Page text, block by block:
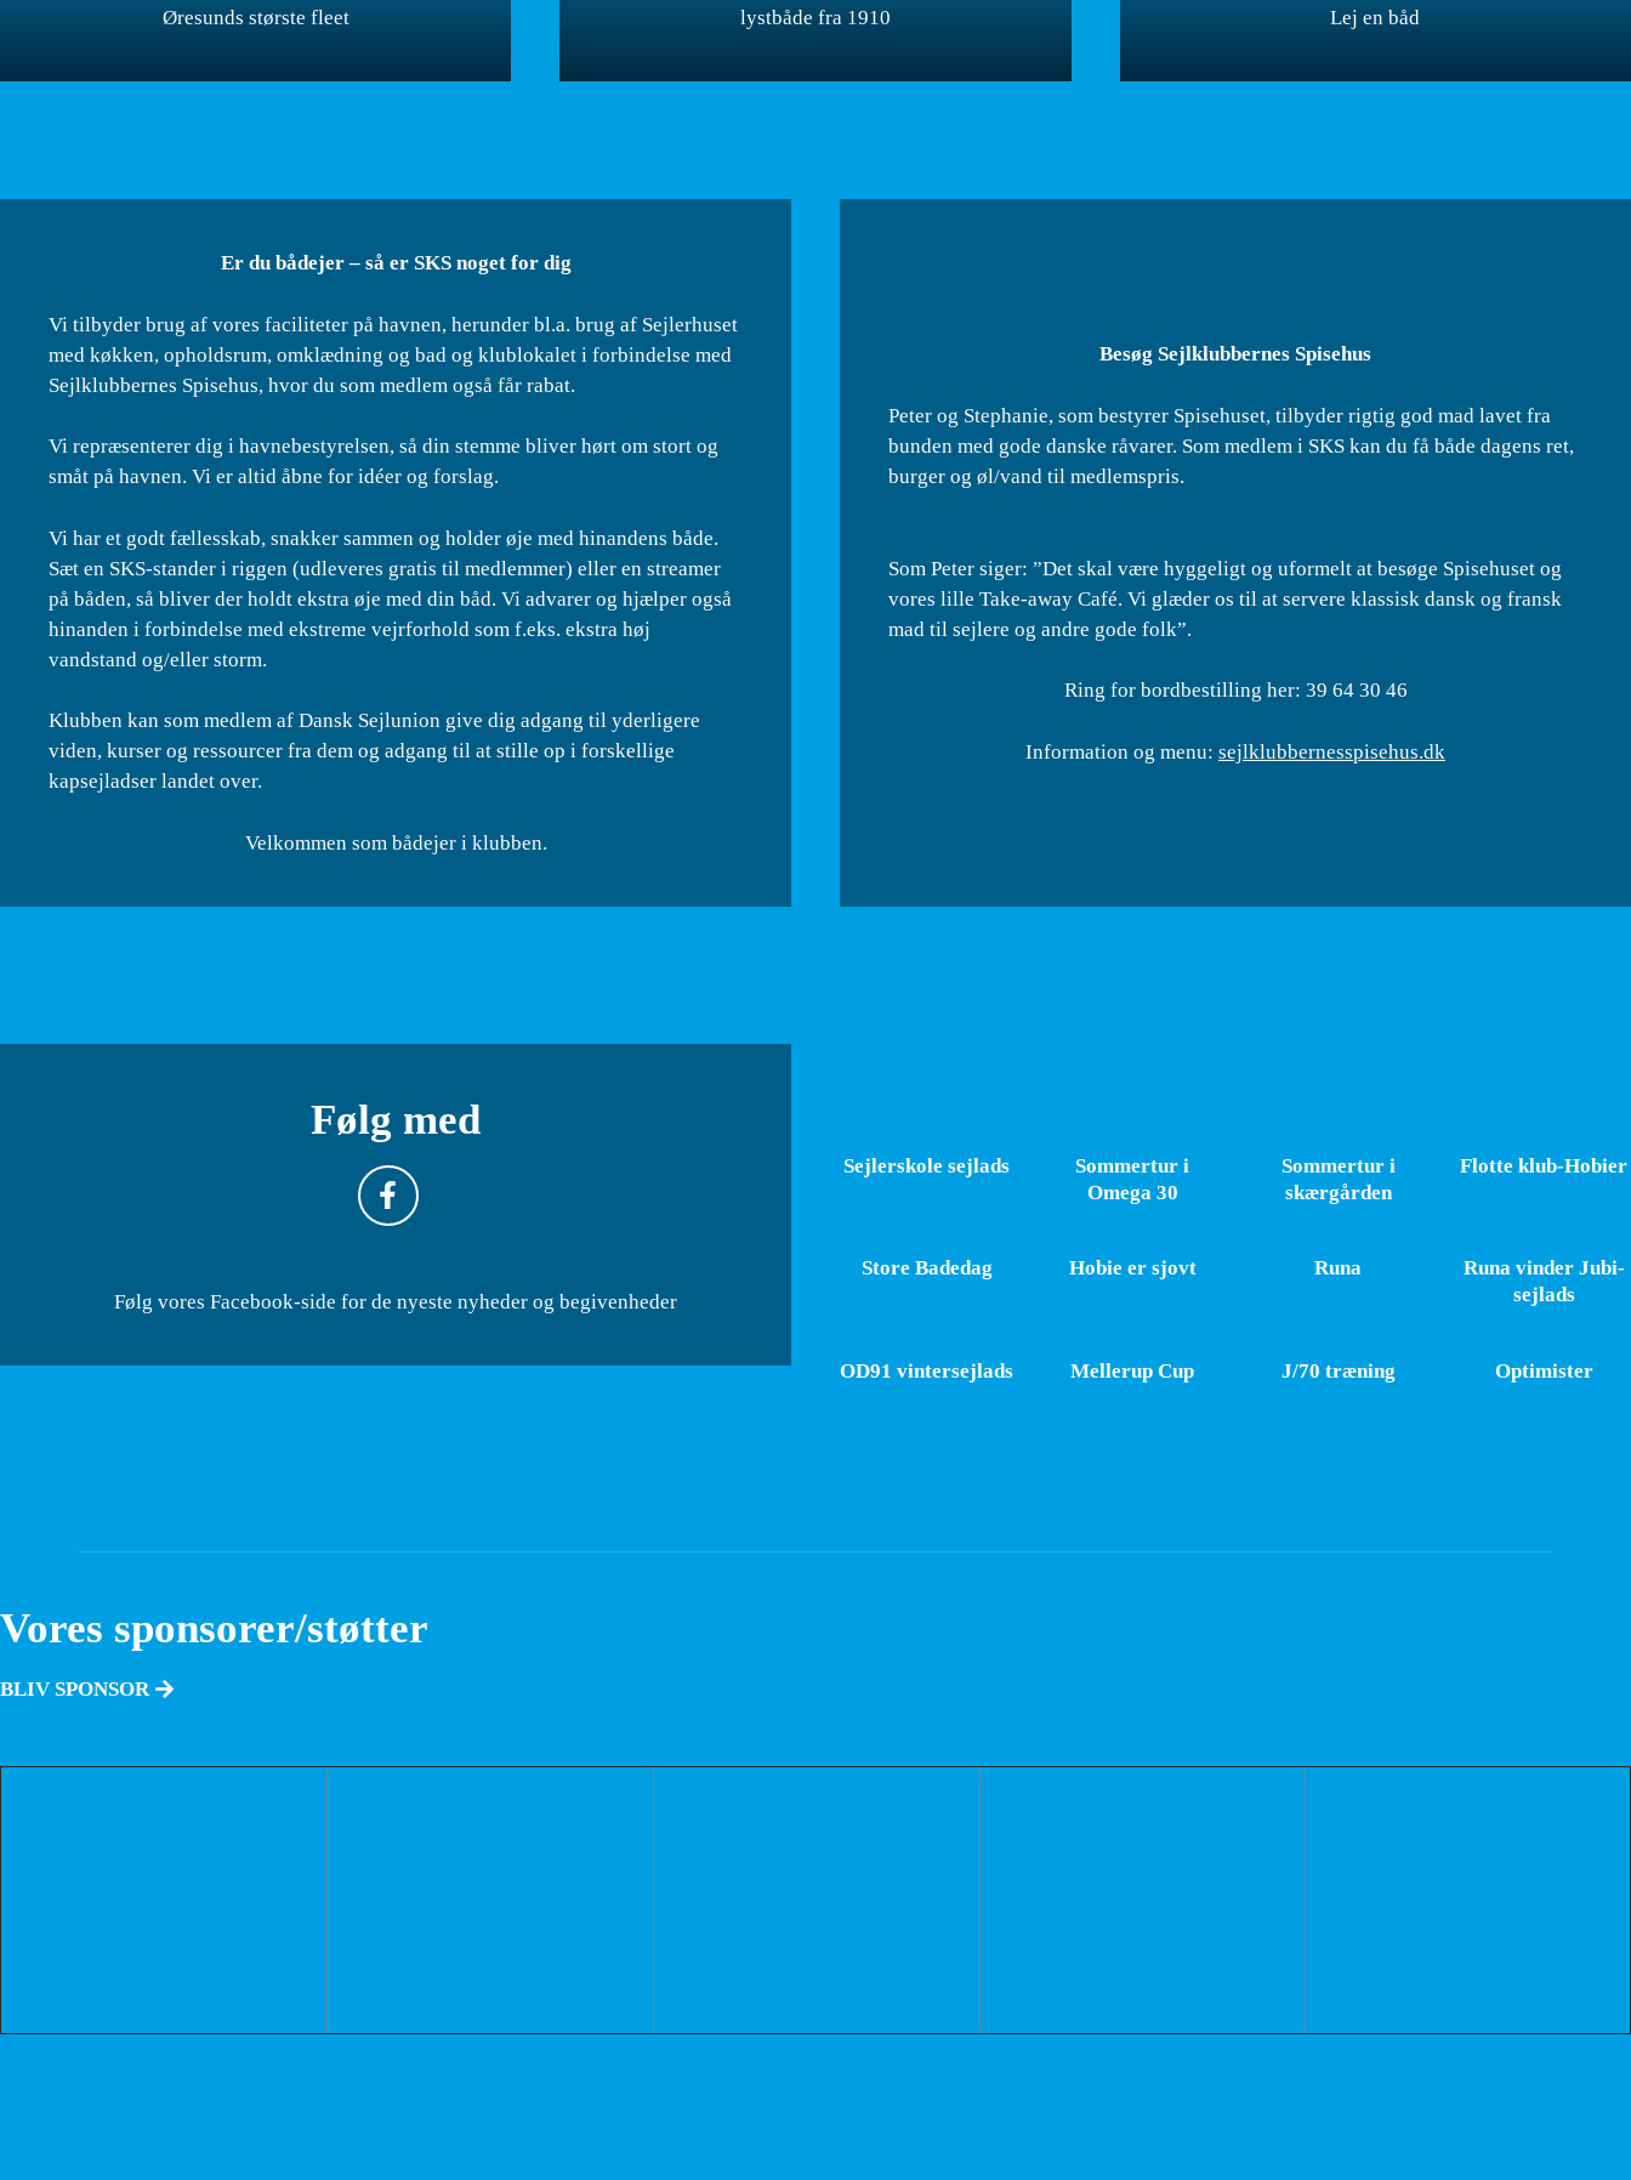
Øresunds største fleet
lystbåde fra 1910
Lej en båd
Er du bådejer – så er SKS noget for dig
Vi tilbyder brug af vores faciliteter på havnen, herunder bl.a. brug af Sejlerhuset
med køkken, opholdsrum, omklædning og bad og klublokalet i forbindelse med
Sejlklubbernes Spisehus, hvor du som medlem også får rabat.
Vi repræsenterer dig i havnebestyrelsen, så din stemme bliver hørt om stort og
småt på havnen. Vi er altid åbne for idéer og forslag.
Vi har et godt fællesskab, snakker sammen og holder øje med hinandens både.
Sæt en SKS-stander i riggen (udleveres gratis til medlemmer) eller en streamer
på båden, så bliver der holdt ekstra øje med din båd. Vi advarer og hjælper også
hinanden i forbindelse med ekstreme vejrforhold som f.eks. ekstra høj
vandstand og/eller storm.
Klubben kan som medlem af Dansk Sejlunion give dig adgang til yderligere
viden, kurser og ressourcer fra dem og adgang til at stille op i forskellige
kapsejladser landet over.
Velkommen som bådejer i klubben.
Besøg Sejlklubbernes Spisehus
Peter og Stephanie, som bestyrer Spisehuset, tilbyder rigtig god mad lavet fra
bunden med gode danske råvarer. Som medlem i SKS kan du få både dagens ret,
burger og øl/vand til medlemspris.
Som Peter siger: ”Det skal være hyggeligt og uformelt at besøge Spisehuset og
vores lille Take-away Café. Vi glæder os til at servere klassisk dansk og fransk
mad til sejlere og andre gode folk”.
Ring for bordbestilling her: 39 64 30 46
Information og menu: sejlklubbernesspisehus.dk
Følg med
Følg vores Facebook-side for de nyeste nyheder og begivenheder
Sejlerskole sejlads
Sommertur i
Omega 30
Sommertur i
skærgården
Flotte klub-Hobier
Store Badedag Hobie er sjovt Runa
Runa vinder Jubi-
sejlads
OD91 vintersejlads Mellerup Cup J/70 træning Optimister
Vores sponsorer/støtter
BLIV SPONSOR